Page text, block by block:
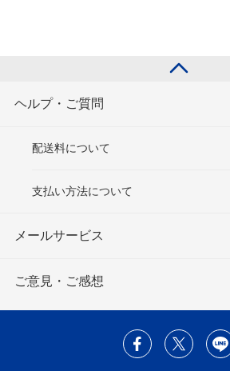
ヘルプ・ご質問
配送料について
支払い方法について
メールサービス
ご意見・ご感想